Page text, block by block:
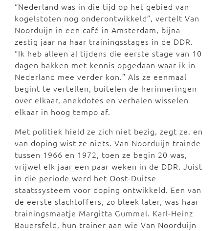
“Nederland was in die tijd op het gebied van
kogelstoten nog onderontwikkeld”, vertelt Van
Noorduijn in een café in Amsterdam, bijna
zestig jaar na haar trainingsstages in de DDR.
“Ik heb alleen al tijdens die eerste stage van 10
dagen bakken met kennis opgedaan waar ik in
Nederland mee verder kon.” Als ze eenmaal
begint te vertellen, buitelen de herinneringen
over elkaar, anekdotes en verhalen wisselen
elkaar in hoog tempo af.
Met politiek hield ze zich niet bezig, zegt ze, en
van doping wist ze niets. Van Noorduijn trainde
tussen 1966 en 1972, toen ze begin 20 was,
vrijwel elk jaar een paar weken in de DDR. Juist
in die periode werd het Oost-Duitse
staatssysteem voor doping ontwikkeld. Een van
de eerste slachtoffers, zo bleek later, was haar
trainingsmaatje Margitta Gummel. Karl-Heinz
Bauersfeld, hun trainer aan wie Van Noorduijn